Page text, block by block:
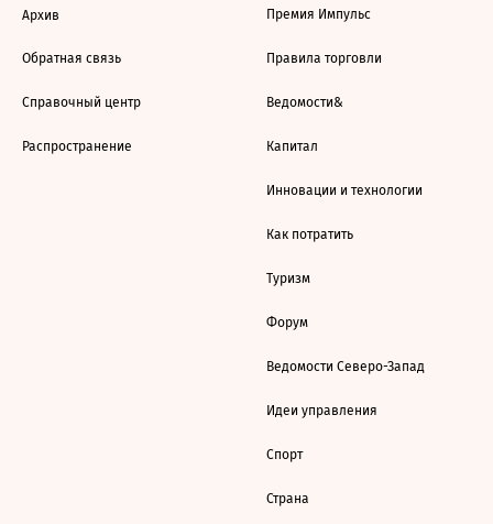
Архив
Обратная связь
Справочный центр
Распространение
Премия Импульс
Правила торговли
Ведомости&
Капитал
Инновации и технологии
Как потратить
Туризм
Форум
Ведомости Северо-Запад
Идеи управления
Спорт
Страна